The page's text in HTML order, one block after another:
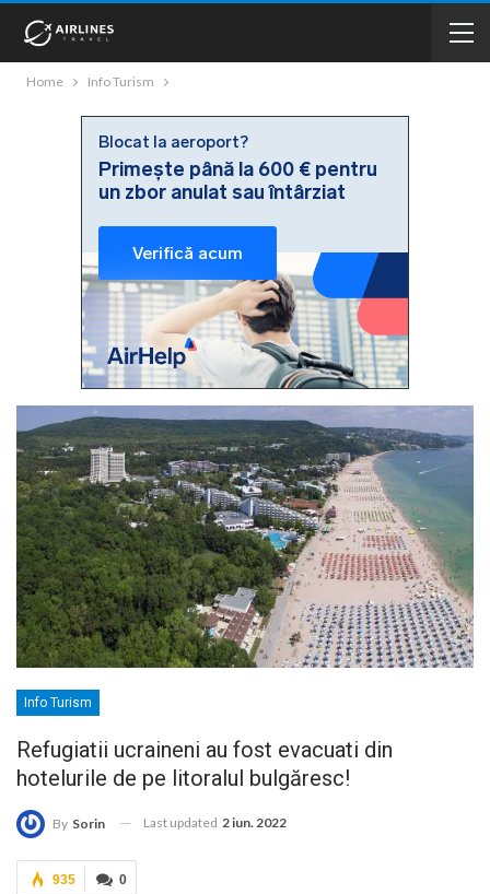
Home Info Turism
Info Turism
Refugiatii ucraineni au fost evacuati din
hotelurile de pe litoralul bulgăresc!
By Sorin Last updated 2 iun. 2022
0
935